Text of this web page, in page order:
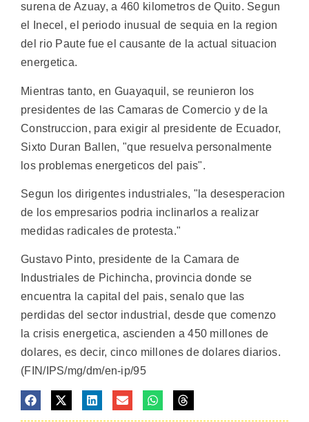
surena de Azuay, a 460 kilometros de Quito. Segun
el Inecel, el periodo inusual de sequia en la region
del rio Paute fue el causante de la actual situacion
energetica.
Mientras tanto, en Guayaquil, se reunieron los
presidentes de las Camaras de Comercio y de la
Construccion, para exigir al presidente de Ecuador,
Sixto Duran Ballen, "que resuelva personalmente
los problemas energeticos del pais".
Segun los dirigentes industriales, "la desesperacion
de los empresarios podria inclinarlos a realizar
medidas radicales de protesta."
Gustavo Pinto, presidente de la Camara de
Industriales de Pichincha, provincia donde se
encuentra la capital del pais, senalo que las
perdidas del sector industrial, desde que comenzo
la crisis energetica, ascienden a 450 millones de
dolares, es decir, cinco millones de dolares diarios.
(FIN/IPS/mg/dm/en-ip/95